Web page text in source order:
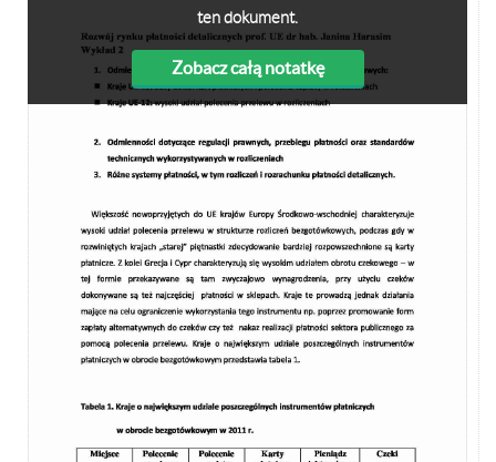
ten dokument.
Zobacz całą notatkę